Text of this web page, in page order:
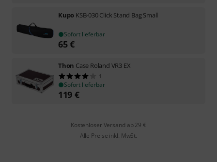
Kupo KSB-030 Click Stand Bag Small
Sofort lieferbar
65€
Thon Case Roland VR3 EX
1
Sofort lieferbar
119 €
Kostenloser Versand ab 29 €
Alle Preise inkl. MwSt.